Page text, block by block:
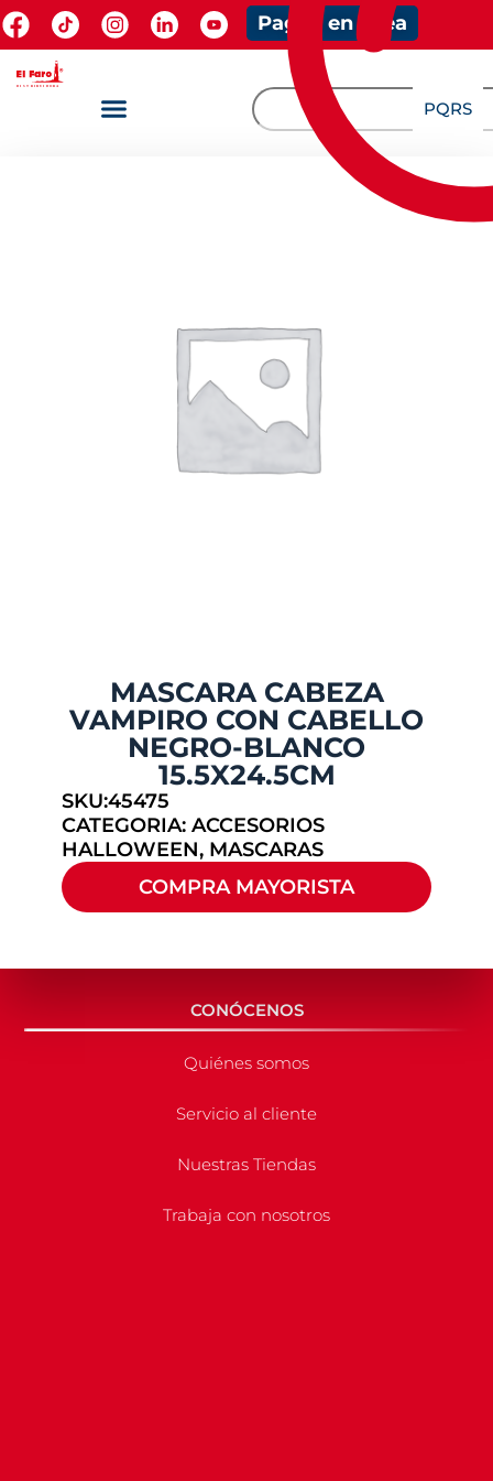
Pagos en línea
PQRS
MASCARA CABEZA
VAMPIRO CON CABELLO
NEGRO-BLANCO
15.5X24.5CM
SKU:45475
CATEGORIA: ACCESORIOS
HALLOWEEN, MASCARAS
COMPRA MAYORISTA
CONÓCENOS
Quiénes somos
Servicio al cliente
Nuestras Tiendas
Trabaja con nosotros